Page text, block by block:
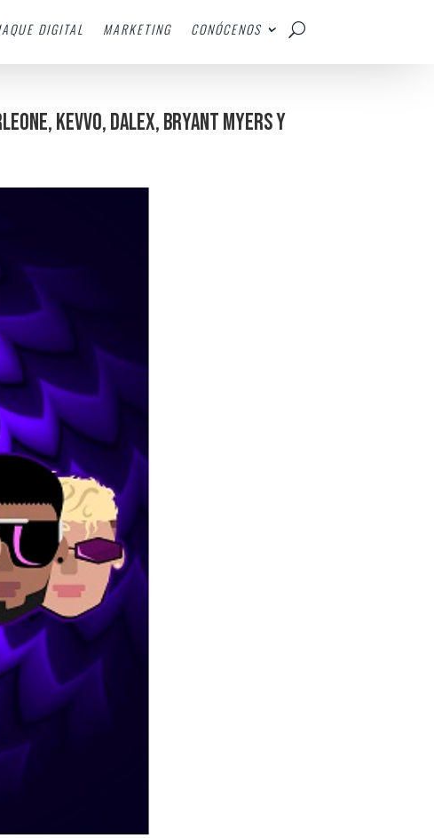
DIGITAL MARKETING CONÓCENOS
KEVVO, DALEX, BRYANT MYERS Y